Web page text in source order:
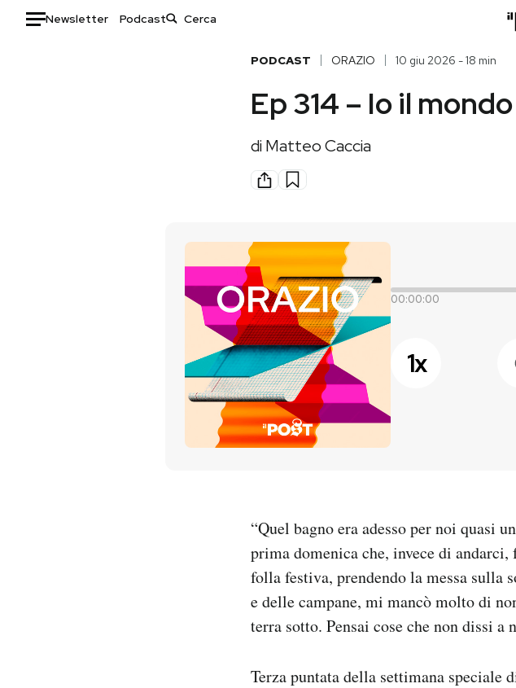
Newsletter Podcast
Consumismi
Altrecose
Mondiali calcio 2026
PODCAST ORAZIO 10 giu 2026 - 18 min
Ep 314 – Io il
diMatteo Caccia
00:00:00
1x
“Quel bagno era adesso per noi quasi
prima domenica che, invece di
folla festiva, prendendo la messa sulla
e delle campane, mi mancò molto di
terra sotto. Pensai cose che non dissi a
Terza puntata della settimana speciale